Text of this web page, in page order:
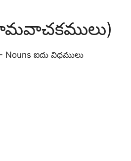
Nouns ఐదు విధములు